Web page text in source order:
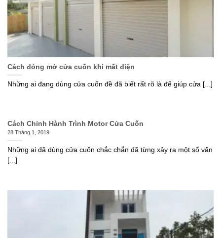
Cách đóng mở cửa cuốn khi mất điện
Những ai đang dùng cửa cuốn đề đã biết rất rõ là để giúp cửa [...]
Cách Chỉnh Hành Trình Motor Cửa Cuốn
28 Tháng 1, 2019
Những ai đã dùng cửa cuốn chắc chắn đã từng xảy ra một số vấn
[...]